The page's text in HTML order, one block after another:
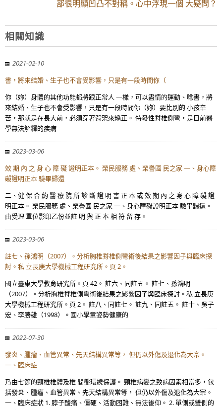
部很明顯凹凸不對稱。心中浮現一個 大疑問？
相關知識
2021-02-10
書，將來結婚、生子也不會受影響，只是有一段時間你（
你（妳）身體的其他功能都將跟正常人 一樣，可以盡情的運動、唸書，將
來結婚、生子也不會受影響，只是有一段時間你（妳）要比別的 小孩辛
苦，那就是在長大前，必須穿著背架來矯正。 特發性脊椎側彎，是目前醫
學無法解釋的疾病
2023-03-06
效 期 內 之 身 心 障 礙 證明正本。 榮民服務 處、榮譽國 民之家 一、身心障
礙證明正本 驗畢歸還
二、健 保 合 約 醫 療 院 所 診 斷 證 明 書 正 本 或 效 期 內 之 身 心 障 礙 證
明正本。 榮民服務 處、榮譽國 民之家 一、身心障礙證明正本 驗畢歸還。
由受理 單位影印乙份並註 明 與 正 本 相 符 留 存。
2023-03-06
註七、孫鴻明（2007）。分析胸椎脊椎側彎術後結果之影響因子與臨床探
討。私 立長庚大學機械工程研究所。頁 2。
國立臺東大學教育研究所。頁 42。 註六、同註五。 註七、孫鴻明
（2007）。分析胸椎脊椎側彎術後結果之影響因子與臨床探討。私 立長庚
大學機械工程研究所。頁 2。 註八、同註七。 註九、同註五。 註十、吳子
宏、李勝雄（1998）。國小學童姿勢健康的
2022-07-30
發炎、腫瘤、血管異常、先天結構異常等， 但仍以外傷及退化為大宗。
一、臨床症
乃由七節的頸椎椎體及椎 間盤環繞保護。 頸椎病變之致病因素相當多，包
括發炎、腫瘤、血管異常、先天結構異常等， 但仍以外傷及退化為大宗。
一、臨床症狀 1. 脖子酸痛、僵硬、活動困難、無法後仰。 2. 單側或雙側的